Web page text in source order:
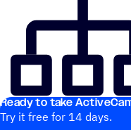
Ready to take
Try it free for 14 days.